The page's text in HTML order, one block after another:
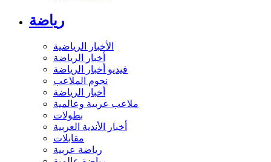
رياضة
الأخبار الرياضية
أخبار الرياضة
فيديو أخبار الرياضة
نجوم الملاعب
أخبار الرياضة
ملاعب عربية وعالمية
بطولات
أخبار الأندية العربية
مقابلات
رياضة عربية